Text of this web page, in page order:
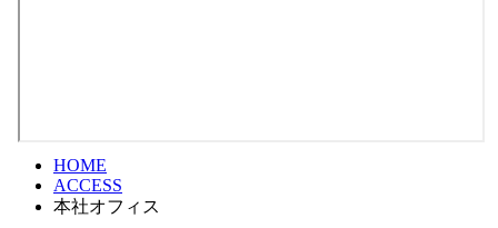
HOME
ACCESS
本社オフィス